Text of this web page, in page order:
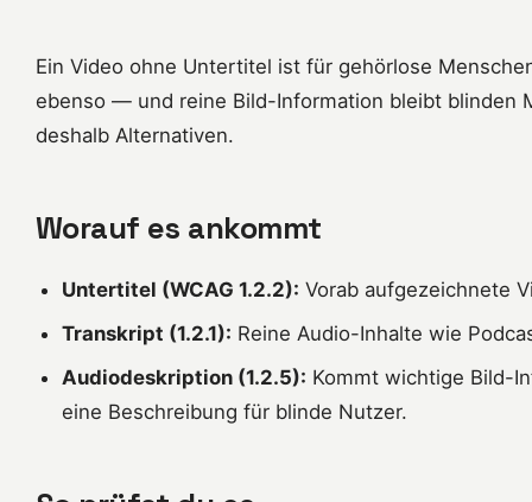
Ein Video ohne Untertitel ist für gehörlose
ebenso — und reine Bild-Information bleibt blinden
deshalb Alternativen.
Worauf es ankommt
Untertitel (WCAG 1.2.2): Vorab aufgezeichnete
Transkript (1.2.1): Reine Audio-Inhalte wie
Audiodeskription (1.2.5): Kommt wichtige Bild-
eine Beschreibung für blinde Nutzer.